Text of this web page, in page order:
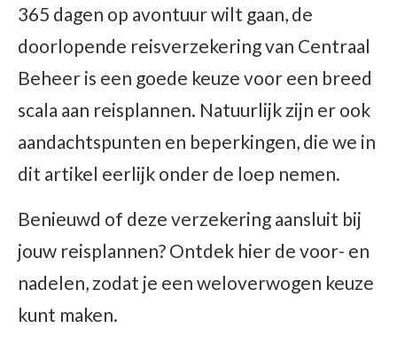
365 dagen op avontuur wilt gaan, de
doorlopende reisverzekering van Centraal
Beheer is een goede keuze voor een breed
scala aan reisplannen. Natuurlijk zijn er ook
aandachtspunten en beperkingen, die we in
dit artikel eerlijk onder de loep nemen.
Benieuwd of deze verzekering aansluit bij
jouw reisplannen? Ontdek hier de voor- en
nadelen, zodat je een weloverwogen keuze
kunt maken.